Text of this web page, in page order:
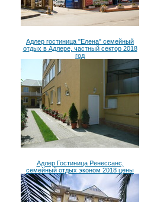
Адлер гостиница "Елена" семейный
отдых в Адлере, частный сектор 2018
год
Адлер Гостиница Ренессанс,
семейный отдых эконом 2018 цены